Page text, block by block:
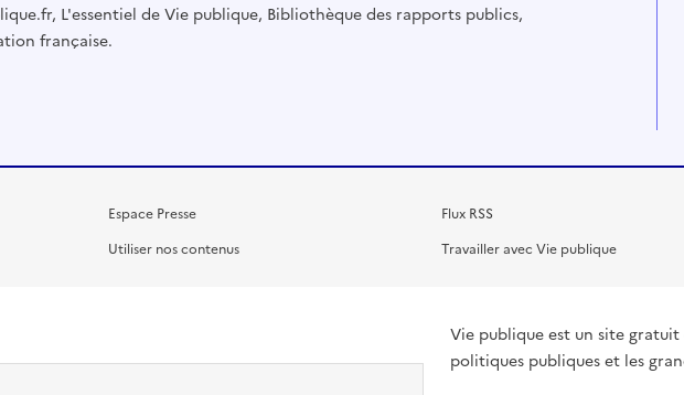
L'essentiel de Vie publique, Bibliothèque des rapports publics,
française.
Espace Presse
Utiliser nos contenus
Flux RSS
Travailler avec Vie publique
Vie publique est un site
politiques publiques et les